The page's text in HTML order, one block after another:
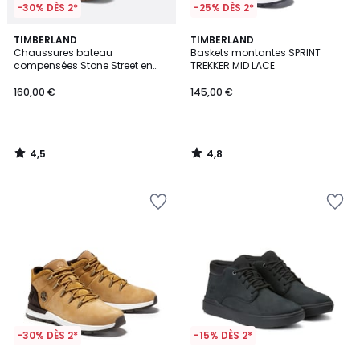
-30% DÈS 2*
TIMBERLAND
Chaussures bateau
compensées Stone Street en
160,00 €
4,5
/ 5
4,5
/
-25% DÈS 2*
TIMBERLAND
Baskets montantes SPRINT
TREKKER MID LACE
145,00 €
4,8
/ 5
4,8
/
-30% DÈS 2* -15% DÈS 2*